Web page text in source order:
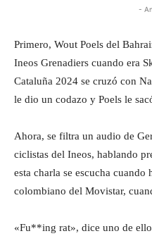
-
Primero, Wout Poels del
Ineos Grenadiers cuando era
Cataluña 2024 se cruzó con
le dio un codazo y Poels le
Ahora, se filtra un audio de
ciclistas del Ineos, hablando
esta charla se escucha
colombiano del Movistar,
«Fu**ing rat», dice uno de